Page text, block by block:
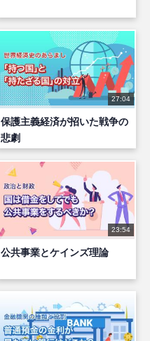
27:04
保護主義経済が招いた戦争の
悲劇
23:54
公共事業とケインズ理論